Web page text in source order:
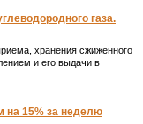
газа.
хранения сжиженного
и его выдачи в
на 15% за неделю